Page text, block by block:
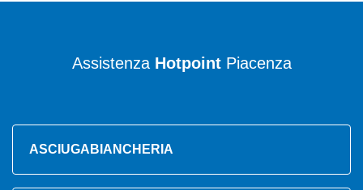
Assistenza HotpointPiacenza
ASCIUGABIANCHERIA